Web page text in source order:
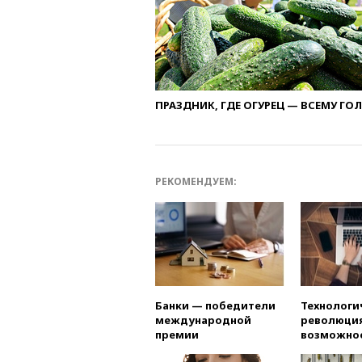
ПРАЗДНИК, ГДЕ ОГУРЕЦ — ВСЕМУ
РЕКОМЕНДУЕМ:
Банки — победители
международной
премии